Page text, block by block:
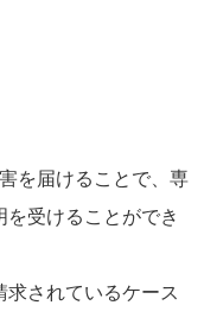
を届けることで、専
受けることができ
求されているケース